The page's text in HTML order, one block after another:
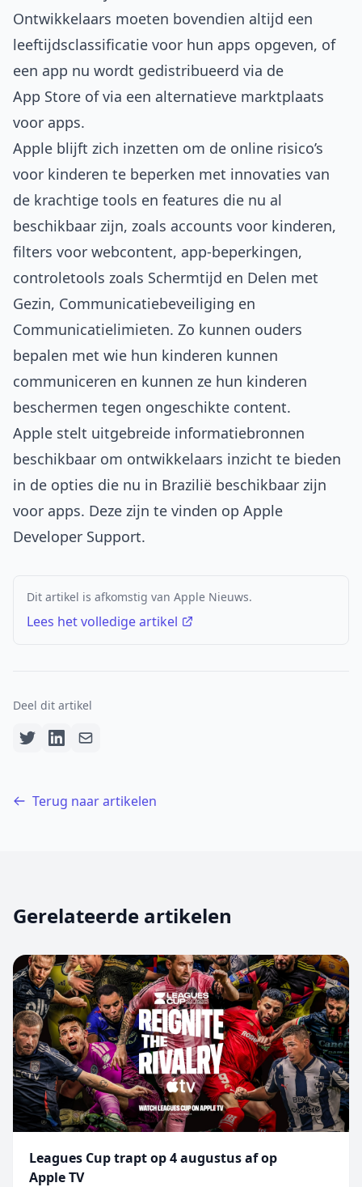
Ontwikkelaars moeten bovendien altijd een
leeftijdsclassificatie voor hun apps opgeven, of
een app nu wordt gedistribueerd via de
App Store of via een alternatieve marktplaats
voor apps.
Apple blijft zich inzetten om de online risico’s
voor kinderen te beperken met innovaties van
de krachtige tools en features die nu al
beschikbaar zijn, zoals accounts voor kinderen,
filters voor webcontent, app-beperkingen,
controletools zoals Schermtijd en Delen met
Gezin, Communicatiebeveiliging en
Communicatielimieten. Zo kunnen ouders
bepalen met wie hun kinderen kunnen
communiceren en kunnen ze hun kinderen
beschermen tegen ongeschikte content.
Apple stelt uitgebreide informatiebronnen
beschikbaar om ontwikkelaars inzicht te bieden
in de opties die nu in Brazilië beschikbaar zijn
voor apps. Deze zijn te vinden op Apple
Developer Support.
Dit artikel is afkomstig van Apple Nieuws.
Lees het volledige artikel
Deel dit artikel
Terug naar artikelen
Gerelateerde artikelen
Leagues Cup trapt op 4 augustus af op
Apple TV